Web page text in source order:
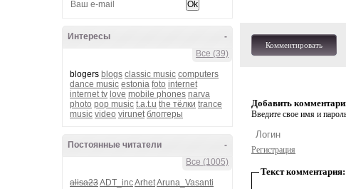
-
Интересы
Все (39)
blogers blogs classic music computers
dance music estonia foto internet
internet tv love mobile phones narva
photo pop music t.a.t.u the тёлки trance
music video virunet блоггеры
-
Постоянные читатели
Все (1005)
alisa23ADT_incArhetAruna_Vasanti
Комментировать
Добавить
Введите свое имя и
Регистрация
Текст комментария: